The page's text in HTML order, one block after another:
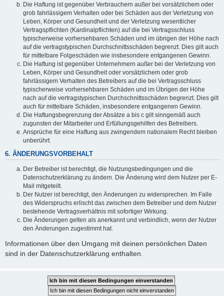
Die Haftung ist gegenüber Verbrauchern außer bei vorsätzlichem oder
grob fahrlässigem Verhalten oder bei Schäden aus der Verletzung von
Leben, Körper und Gesundheit und der Verletzung wesentlicher
Vertragspflichten (Kardinalpflichten) auf die bei Vertragsschluss
typischerweise vorhersehbaren Schäden und im übrigen der Höhe nach
auf die vertragstypischen Durchschnittsschäden begrenzt. Dies gilt auch
für mittelbare Folgeschäden wie insbesondere entgangenen Gewinn.
Die Haftung ist gegenüber Unternehmern außer bei der Verletzung von
Leben, Körper und Gesundheit oder vorsätzlichem oder grob
fahrlässigem Verhalten des Betreibers auf die bei Vertragsschluss
typischerweise vorhersehbaren Schäden und im Übrigen der Höhe
nach auf die vertragstypischen Durchschnittsschäden begrenzt. Dies gilt
auch für mittelbare Schäden, insbesondere entgangenen Gewinn.
Die Haftungsbegrenzung der Absätze a bis c gilt sinngemäß auch
zugunsten der Mitarbeiter und Erfüllungsgehilfen des Betreibers.
Ansprüche für eine Haftung aus zwingendem nationalem Recht bleiben
unberührt.
6. ÄNDERUNGSVORBEHALT
Der Betreiber ist berechtigt, die Nutzungsbedingungen und die
Datenschutzerklärung zu ändern. Die Änderung wird dem Nutzer per E-
Mail mitgeteilt.
Der Nutzer ist berechtigt, den Änderungen zu widersprechen. Im Falle
des Widerspruchs erlischt das zwischen dem Betreiber und dem Nutzer
bestehende Vertragsverhältnis mit sofortiger Wirkung.
Die Änderungen gelten als anerkannt und verbindlich, wenn der Nutzer
den Änderungen zugestimmt hat.
Informationen über den Umgang mit deinen persönlichen Daten
sind in der Datenschutzerklärung enthalten.